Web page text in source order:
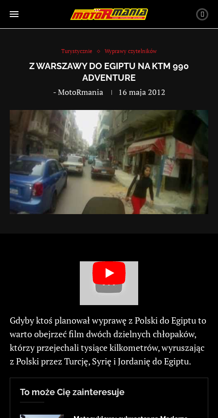
Turystycznie Wyprawy czytelników
Z WARSZAWY DO EGIPTU NA KTM 990
ADVENTURE
-MotoRmania 16 maja 2012
Gdyby ktoś planował wyprawę z Polski do Egiptu to
warto obejrzeć film dwóch dzielnych chłopaków,
którzy przejechali tysiące kilkometrów, wyruszając
z Polski przez Turcję, Syrię i Jordanię do Egiptu.
To może Cię zainteresuje